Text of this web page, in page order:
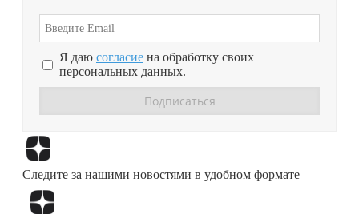
Я даю согласие на обработку своих
персональных данных.
Следите за нашими новостями в удобном формате